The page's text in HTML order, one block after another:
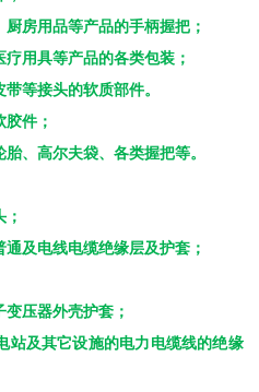
房用品等产品的手柄握把；
用具等产品的各类包装；
等接头的软质部件。
件；
、高尔夫袋、各类握把等。
及电线电缆绝缘层及护套；
压器外壳护套；
站及其它设施的电力电缆线的绝缘